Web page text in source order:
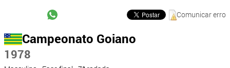
Comunicar erro
Campeonato Goiano
1978